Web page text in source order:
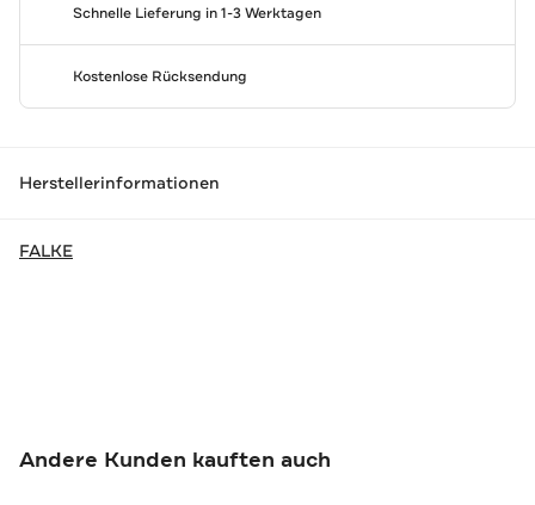
Schnelle Lieferung in 1-3 Werktagen
Kostenlose Rücksendung
Herstellerinformationen
FALKE
Andere Kunden kauften auch